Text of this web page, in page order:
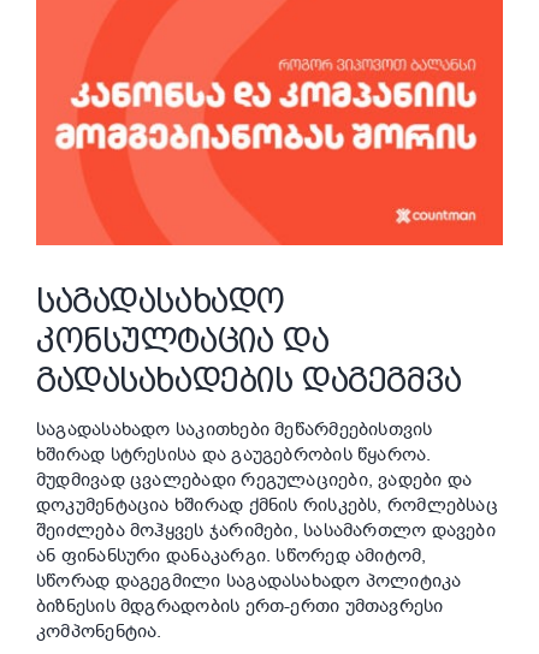
ᲡᲐᲒᲐᲓᲐᲡᲐᲮᲐᲓᲝ
ᲙᲝᲜᲡᲣᲚᲢᲐᲪᲘᲐ ᲓᲐ
ᲒᲐᲓᲐᲡᲐᲮᲐᲓᲔᲑᲘᲡ ᲓᲐᲒᲔᲒᲛᲕᲐ
საგადასახადო საკითხები მეწარმეებისთვის
ხშირად სტრესისა და გაუგებრობის წყაროა.
მუდმივად ცვალებადი რეგულაციები, ვადები და
დოკუმენტაცია ხშირად ქმნის რისკებს, რომლებსაც
შეიძლება მოჰყვეს ჯარიმები, სასამართლო დავები
ან ფინანსური დანაკარგი. სწორედ ამიტომ,
სწორად დაგეგმილი საგადასახადო პოლიტიკა
ბიზნესის მდგრადობის ერთ-ერთი უმთავრესი
კომპონენტია.